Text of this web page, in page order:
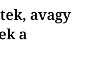
avagy
a